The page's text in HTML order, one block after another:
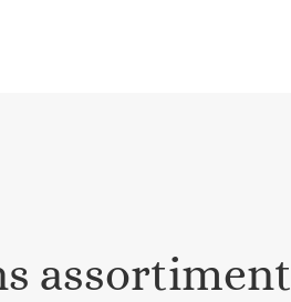
assortiment